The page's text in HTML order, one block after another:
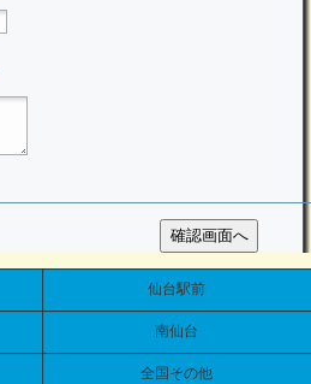
仙台駅前
南仙台
全国その他